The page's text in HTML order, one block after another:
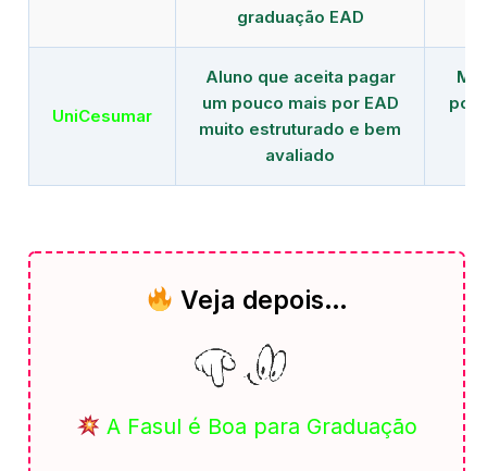
graduação EAD
UniCesumar
Aluno que aceita pagar
um pouco mais por EAD
muito estruturado e bem
avaliado
Veja depois…
A Fasul é Boa para Graduação